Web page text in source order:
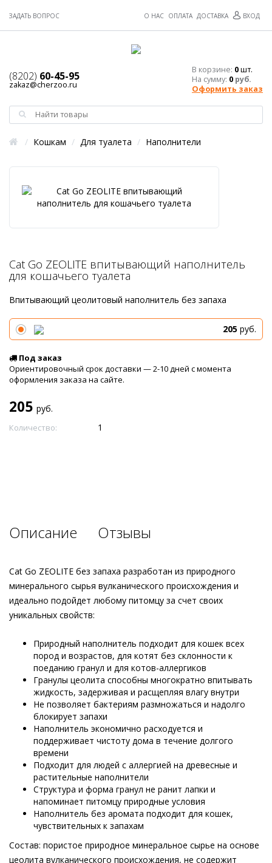
ЗАДАТЬ ВОПРОС О НАС ОПЛАТА ДОСТАВКА ВХОД
(8202) 60-45-95
zakaz@cherzoo.ru
В корзине: 0шт.
На сумму: 0 руб.
Оформить заказ
/ Кошкам / Для туалета / Наполнители
Cat Go ZEOLITE впитывающий наполнитель
для кошачьего туалета
Впитывающий цеолитовый наполнитель без запаха
205 руб.
Под заказ
Ориентировочный срок доставки — 2-10 дней с момента
оформления заказа на сайте.
205 руб.
Количество:
Описание Отзывы
Cat Go ZEOLITE без запаха разработан из природного
минерального сырья вулканического происхождения и
идеально подойдет любому питомцу за счет своих
уникальных свойств:
Природный наполнитель подходит для кошек всех
пород и возрастов, для котят без склонности к
поеданию гранул и для котов-аллергиков
Гранулы цеолита способны многократно впитывать
жидкость, задерживая и расщепляя влагу внутри
Не позволяет бактериям размножаться и надолго
блокирует запахи
Наполнитель экономично расходуется и
поддерживает чистоту дома в течение долгого
времени
Подходит для людей с аллергией на древесные и
растительные наполнители
Структура и форма гранул не ранит лапки и
напоминает питомцу природные условия
Наполнитель без аромата подходит для кошек,
чувствительных к запахам
Состав: пористое природное минеральное сырье на основе
цеолита вулканического происхождения, не содержит